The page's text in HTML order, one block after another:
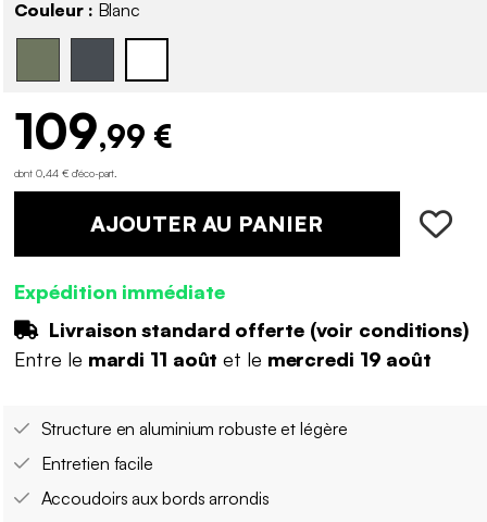
Couleur : Blanc
109,99 €
dont 0,44 € d'éco-part
AJOUTER AU PANIER
Expédition immédiate
Livraison standard offerte (voir conditions)
Entre le mardi 11 août et le mercredi 19 août
Structure en aluminium robuste et légère
Entretien facile
Accoudoirs aux bords arrondis